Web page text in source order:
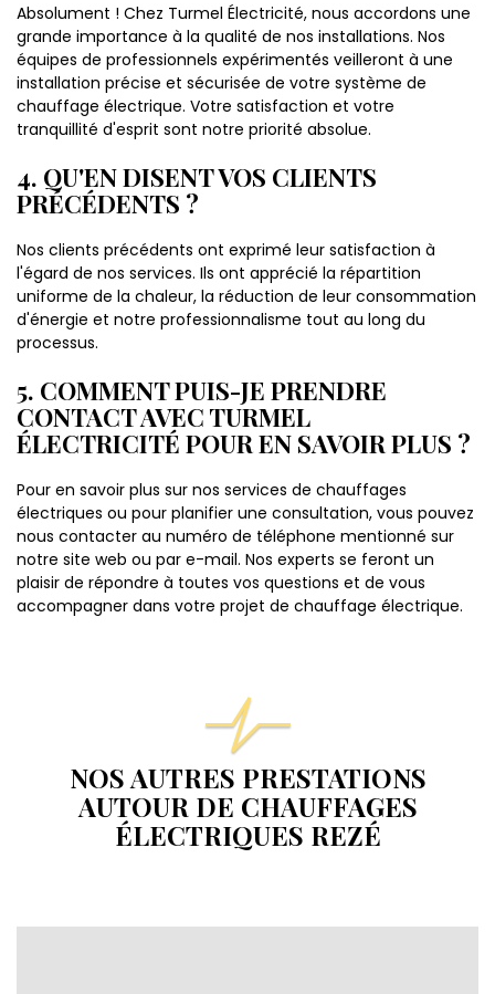
Absolument ! Chez Turmel Électricité, nous accordons une
grande importance à la qualité de nos installations. Nos
équipes de professionnels expérimentés veilleront à une
installation précise et sécurisée de votre système de
chauffage électrique. Votre satisfaction et votre
tranquillité d'esprit sont notre priorité absolue.
4. QU'EN DISENT VOS CLIENTS
PRÉCÉDENTS ?
Nos clients précédents ont exprimé leur satisfaction à
l'égard de nos services. Ils ont apprécié la répartition
uniforme de la chaleur, la réduction de leur consommation
d'énergie et notre professionnalisme tout au long du
processus.
5. COMMENT PUIS-JE PRENDRE
CONTACT AVEC TURMEL
ÉLECTRICITÉ POUR EN SAVOIR PLUS ?
Pour en savoir plus sur nos services de chauffages
électriques ou pour planifier une consultation, vous pouvez
nous contacter au numéro de téléphone mentionné sur
notre site web ou par e-mail. Nos experts se feront un
plaisir de répondre à toutes vos questions et de vous
accompagner dans votre projet de chauffage électrique.
NOS AUTRES PRESTATIONS
AUTOUR DE CHAUFFAGES
ÉLECTRIQUES REZÉ